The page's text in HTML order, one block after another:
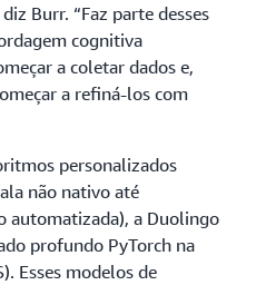
Burr. “Faz parte desses
cognitiva
a coletar dados e,
a refiná-los com
personalizados
não nativo até
automatizada), a Duolingo
profundo PyTorch na
Esses modelos de